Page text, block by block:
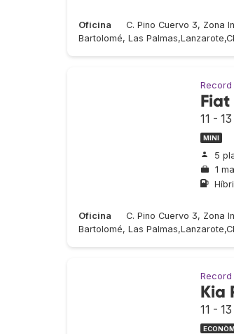
Oficina
C. Pino Cuervo 3, Zona
Bartolomé, Las
Record
Fiat
11 -
MINI
5
1
Oficina
C. Pino Cuervo 3, Zona
Bartolomé, Las
Record
Kia
11 -